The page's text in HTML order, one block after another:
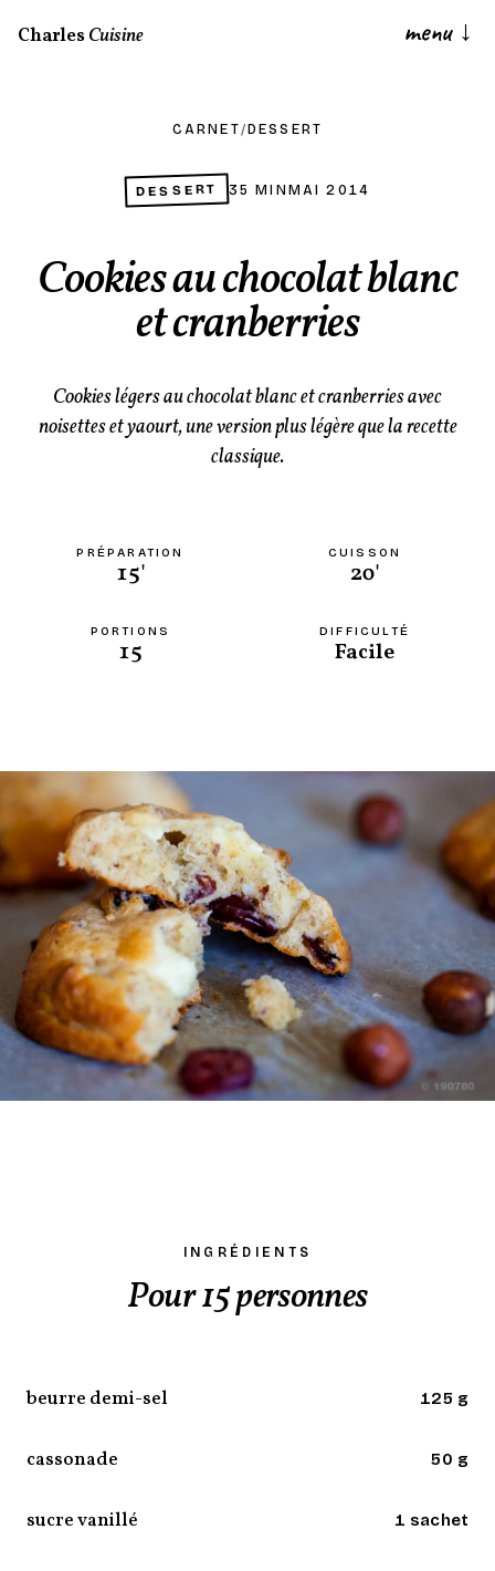
CharlesCuisine menu ↓
CARNET/ DESSERT
DESSERT 35 MIN MAI 2014
Cookies au chocolat blanc
et cranberries
Cookies légers au chocolat blanc et cranberries avec
noisettes et yaourt, une version plus légère que la recette
classique.
PRÉPARATION
15'
CUISSON
20'
PORTIONS
15
DIFFICULTÉ
Facile
INGRÉDIENTS
Pour 15 personnes
beurre demi-sel 125 g
cassonade 50 g
sucre vanillé 1 sachet